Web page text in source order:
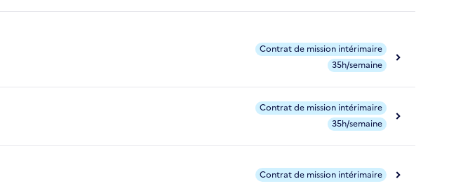
Contrat de mission intérimaire
35h/semaine
Contrat de mission intérimaire
35h/semaine
Contrat de mission intérimaire